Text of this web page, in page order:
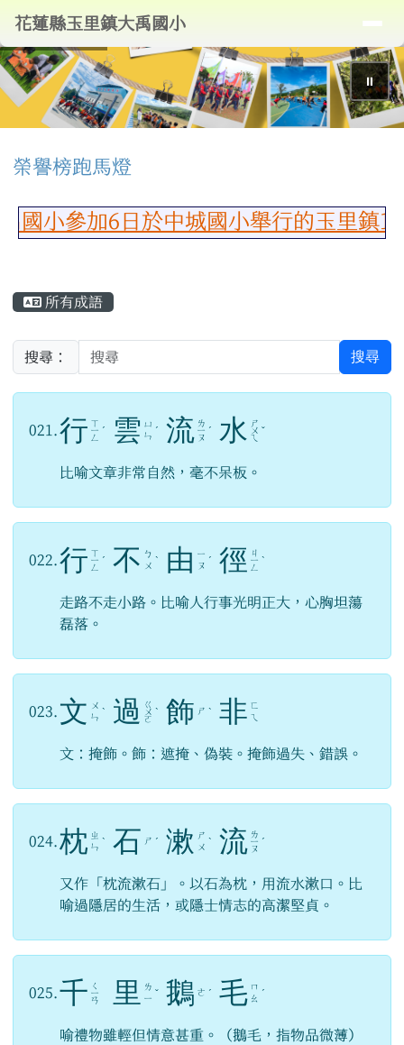
花蓮縣玉里鎮大禹國小
導覽列
花蓮縣玉里鎮大禹國小
⏸
上中區域內容
榮譽榜跑馬燈
參加6日於中城國小舉行的玉里鎮115年
所有成語
搜尋： 搜尋
021. 行 ㄒ
ㄧ
ㄥ
ˊ 雲 ㄩ
ㄣ ˊ 流 ㄌ
ㄧ
ㄡ
ˊ 水 ㄕ
ㄨ
ㄟ
ˇ
比喻文章非常自然，毫不呆板。
022. 行 ㄒ
ㄧ
ㄥ
ˊ 不 ㄅ
ㄨ ˋ 由 ㄧ
ㄡ ˊ 徑 ㄐ
ㄧ
ㄥ
ˋ
走路不走小路。比喻人行事光明正大，心胸坦蕩
磊落。
023. 文 ㄨ
ㄣ ˋ 過 ㄍ
ㄨ
ㄛ
ˋ 飾 ㄕ ˋ 非 ㄈ
ㄟ
文：掩飾。飾：遮掩、偽裝。掩飾過失、錯誤。
024. 枕 ㄓ
ㄣ ˋ 石 ㄕ ˊ 漱 ㄕ
ㄨ ˋ 流 ㄌ
ㄧ
ㄡ
ˊ
又作「枕流漱石」。以石為枕，用流水漱口。比
喻過隱居的生活，或隱士情志的高潔堅貞。
025. 千 ㄑ
ㄧ
ㄢ 里
ㄌ
ㄧ ˇ 鵝 ㄜ ˊ 毛 ㄇ
ㄠ ˊ
喻禮物雖輕但情意甚重。（鵝毛，指物品微薄）